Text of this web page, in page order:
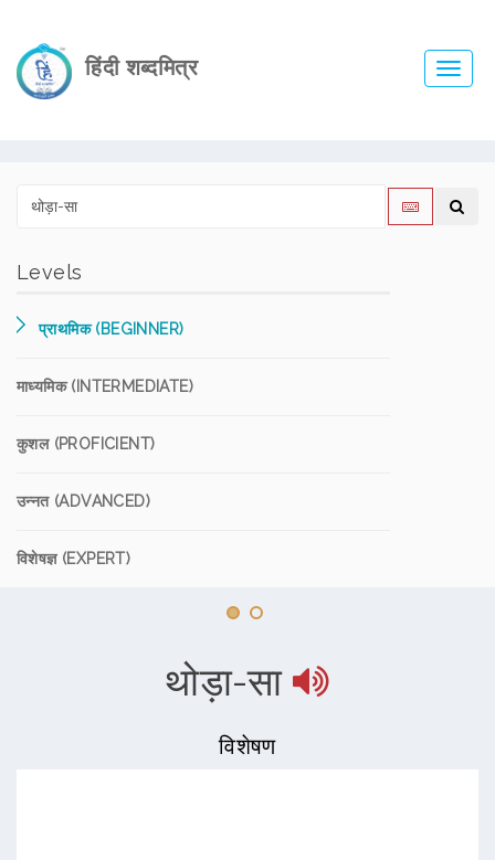
हिंदी शब्दमित्र
Levels
प्राथमिक (BEGINNER)
माध्यमिक (INTERMEDIATE)
कुशल (PROFICIENT)
उन्नत (ADVANCED)
विशेषज्ञ (EXPERT)
थोड़ा-सा
विशेषण